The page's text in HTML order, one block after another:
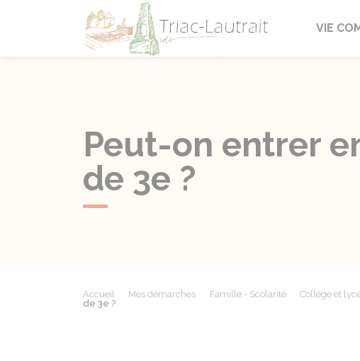
Triac-VIE
Peut-on entrer
de 3e ?
Accueil Mes démarches Famille - Scolarité Collège et
de 3e ?